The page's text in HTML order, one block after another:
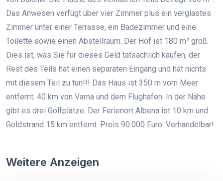
Das Anwesen verfügt über vier Zimmer plus ein verglastes
Zimmer unter einer Terrasse, ein Badezimmer und eine
Toilette sowie einen Abstellraum. Der Hof ist 180 m² groß.
Dies ist, was Sie für dieses Geld tatsächlich kaufen, der
Rest des Teils hat einen separaten Eingang und hat nichts
mit diesem Teil zu tun!!! Das Haus ist 350 m vom Meer
entfernt. 40 km von Varna und dem Flughafen. In der Nähe
gibt es drei Golfplätze. Der Ferienort Albena ist 10 km und
Goldstrand 15 km entfernt. Preis 90.000 Euro. Verhandelbar!
Weitere Anzeigen